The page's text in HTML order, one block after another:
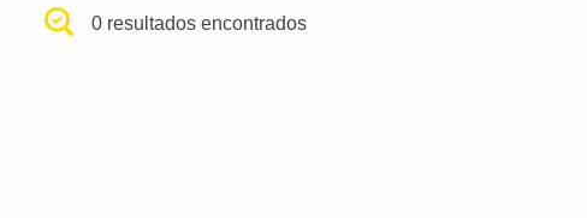
0 resultados encontrados